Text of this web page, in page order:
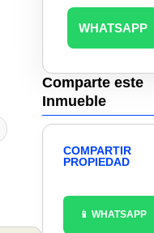
WHATSAPP
Comparte este
Inmueble
COMPARTIR
PROPIEDAD
📱 WHATSAPP